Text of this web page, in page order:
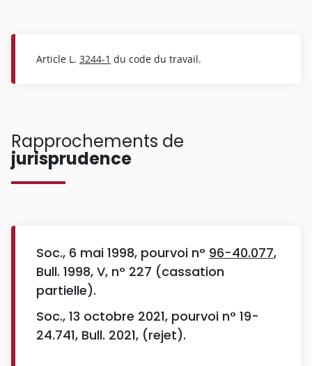
Article L. 3244-1 du code du travail.
Rapprochements de
jurisprudence
Soc., 6 mai 1998, pourvoi n° 96-40.077,
Bull. 1998, V, n° 227 (cassation
partielle).
Soc., 13 octobre 2021, pourvoi n° 19-
24.741, Bull. 2021, (rejet).